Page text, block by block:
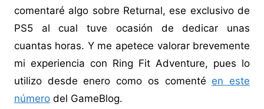
comentaré algo sobre Returnal, ese exclusivo de
PS5 al cual tuve ocasión de dedicar unas
cuantas horas. Y me apetece valorar brevemente
mi experiencia con Ring Fit Adventure, pues lo
utilizo desde enero como os comenté en este
númerodel GameBlog.